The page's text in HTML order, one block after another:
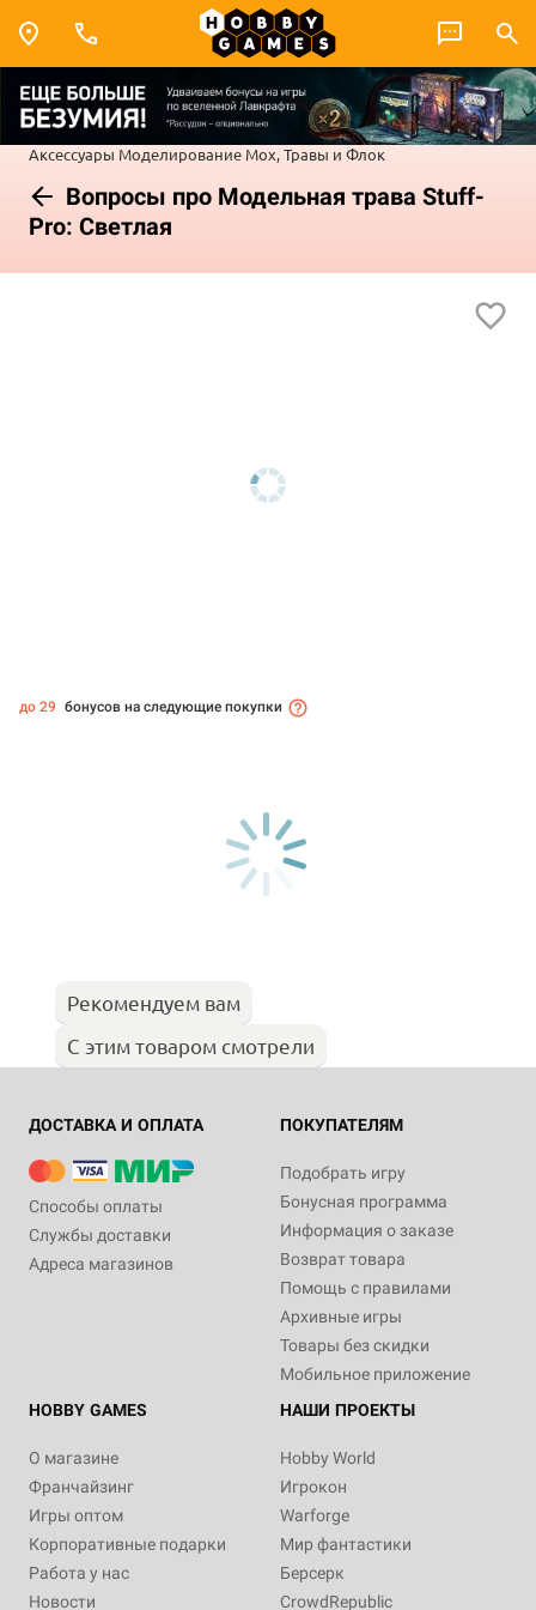
Аксессуары Моделирование Мох, Травы и Флок
Вопросы про Модельная трава Stuff-
Pro: Светлая
до 29 бонусов на следующие покупки
Рекомендуем вам
С этим товаром смотрели
ДОСТАВКА И ОПЛАТА
Способы оплаты
Службы доставки
Адреса магазинов
ПОКУПАТЕЛЯМ
Подобрать игру
Бонусная программа
Информация о заказе
Возврат товара
Помощь с правилами
Архивные игры
Товары без скидки
Мобильное приложение
HOBBY GAMES
О магазине
Франчайзинг
Игры оптом
Корпоративные подарки
Работа у нас
Новости
НАШИ ПРОЕКТЫ
Hobby World
Игрокон
Warforge
Мир фантастики
Берсерк
CrowdRepublic